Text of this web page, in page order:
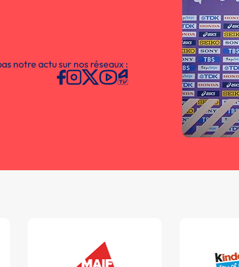
notre actu sur nos réseaux :